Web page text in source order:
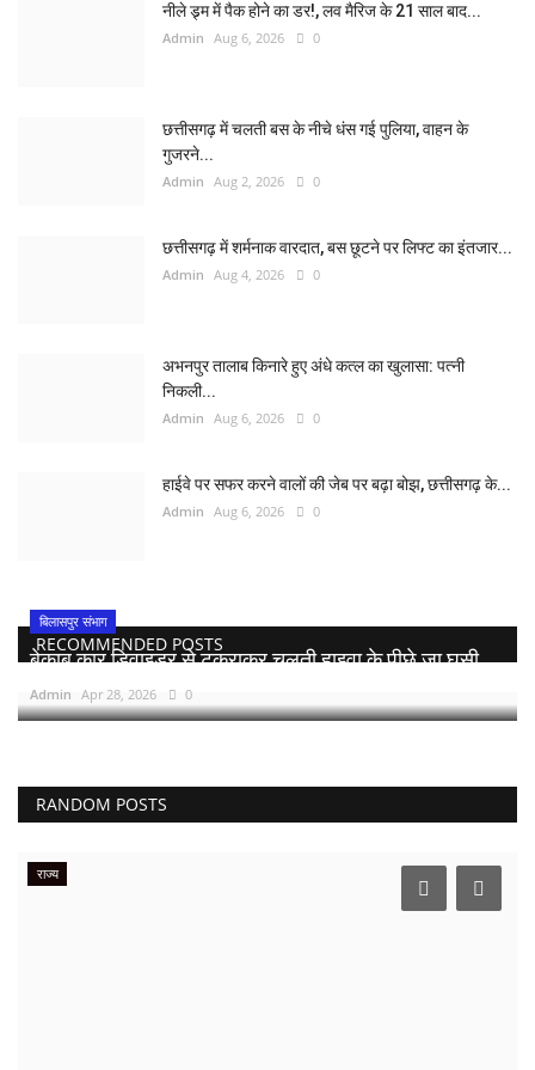
नीले ड्र्म में पैक होने का डर!, लव मैरिज के 21 साल बाद...
Admin Aug 6, 2026 0
छत्तीसगढ़ में चलती बस के नीचे धंस गई पुलिया, वाहन के
गुजरने...
Admin Aug 2, 2026 0
छत्तीसगढ़ में शर्मनाक वारदात, बस छूटने पर लिफ्ट का इंतजार...
Admin Aug 4, 2026 0
अभनपुर तालाब किनारे हुए अंधे कत्ल का खुलासा: पत्नी
निकली...
Admin Aug 6, 2026 0
हाईवे पर सफर करने वालों की जेब पर बढ़ा बोझ, छत्तीसगढ़ के...
Admin Aug 6, 2026 0
RECOMMENDED POSTS
बिलासपुर संभाग
बेकाबू कार डिवाइडर से टकराकर चलती हाइवा के पीछे जा घुसी,...
Admin Apr 28, 2026 0
RANDOM POSTS
राज्य